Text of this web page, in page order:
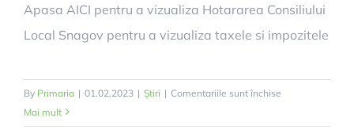
Apasa AICI pentru a vizualiza Hotararea Consiliului
Local Snagov pentru a vizualiza taxele si impozitele
By Primaria | 01.02.2023 | Știri | Comentariile sunt închise
SI
Mai mult